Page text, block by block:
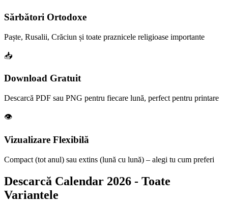
Sărbători Ortodoxe
Paște, Rusalii, Crăciun și toate praznicele religioase importante
📥
Download Gratuit
Descarcă PDF sau PNG pentru fiecare lună, perfect pentru printare
👁️
Vizualizare Flexibilă
Compact (tot anul) sau extins (lună cu lună) – alegi tu cum preferi
Descarcă Calendar 2026 - Toate
Variantele